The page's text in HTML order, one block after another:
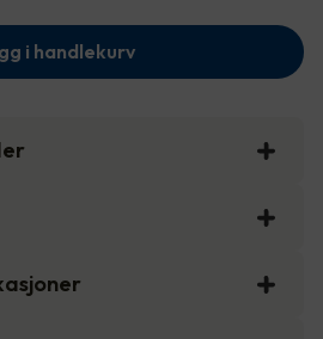
i handlekurv